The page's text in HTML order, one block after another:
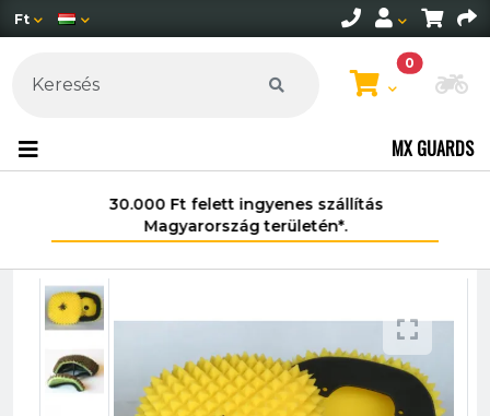
Ft
0
MX GUARDS
30.000 Ft felett ingyenes szállítás
Magyarország területén*.